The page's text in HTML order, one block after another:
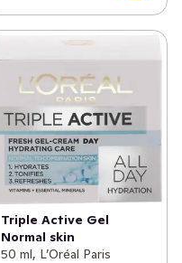
Triple Active Gel
Normal skin
50 ml, L’Oréal Paris